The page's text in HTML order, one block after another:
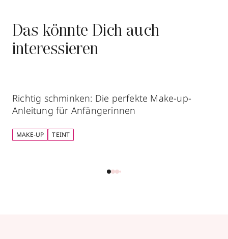
Das könnte Dich auch
interessieren
Richtig schminken: Die perfekte Make-up-
Anleitung für Anfängerinnen
MAKE-UP TEINT